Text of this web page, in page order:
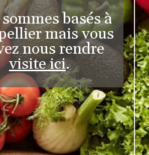
basés à
mais vous
pouvez nous rendre
visite ici.